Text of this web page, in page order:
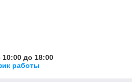
10:00 до 18:00
работы